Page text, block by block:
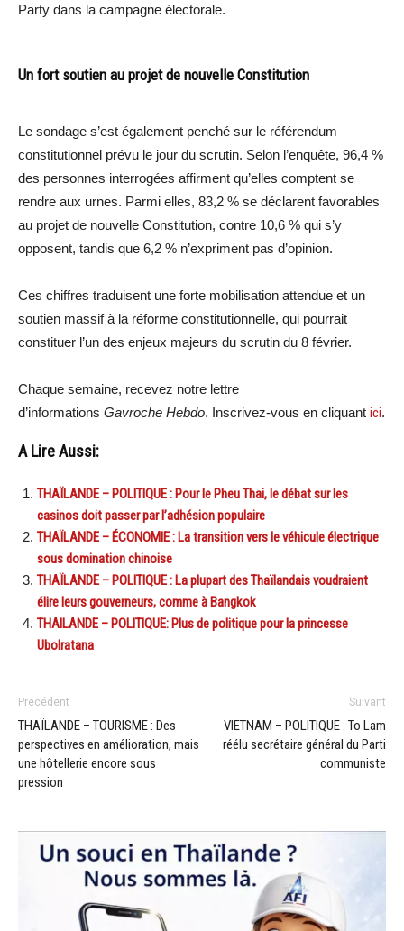
Party dans la campagne électorale.
Un fort soutien au projet de nouvelle Constitution
Le sondage s’est également penché sur le référendum
constitutionnel prévu le jour du scrutin. Selon l’enquête, 96,4 %
des personnes interrogées affirment qu’elles comptent se
rendre aux urnes. Parmi elles, 83,2 % se déclarent favorables
au projet de nouvelle Constitution, contre 10,6 % qui s’y
opposent, tandis que 6,2 % n’expriment pas d’opinion.
Ces chiffres traduisent une forte mobilisation attendue et un
soutien massif à la réforme constitutionnelle, qui pourrait
constituer l’un des enjeux majeurs du scrutin du 8 février.
Chaque semaine, recevez notre lettre
d’informations Gavroche Hebdo. Inscrivez-vous en cliquant ici.
A Lire Aussi:
THAÏLANDE – POLITIQUE : Pour le Pheu Thai, le débat sur les
casinos doit passer par l’adhésion populaire
THAÏLANDE – ÉCONOMIE : La transition vers le véhicule électrique
sous domination chinoise
THAÏLANDE – POLITIQUE : La plupart des Thaïlandais voudraient
élire leurs gouverneurs, comme à Bangkok
THAILANDE – POLITIQUE: Plus de politique pour la princesse
Ubolratana
Précédent
THAÏLANDE – TOURISME : Des
perspectives en amélioration, mais
une hôtellerie encore sous
pression
Suivant
VIETNAM – POLITIQUE : To Lam
réélu secrétaire général du Parti
communiste